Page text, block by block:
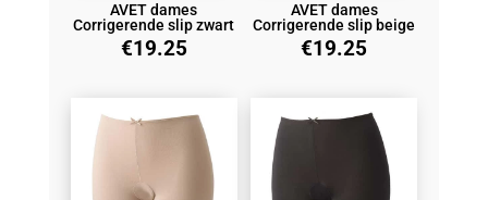
AVET dames
Corrigerende slip zwart
€19.25
AVET dames
Corrigerende slip beige
€19.25